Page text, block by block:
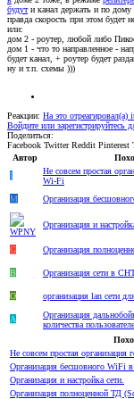
будути канал держать и по дому
правда скорость при этом
или:
дом 2 - роутер, любой либо
дом 1 - что то направленное -
будет канал, + роутер будет
ну и т.п. схемы )))
Реакции: На это отреагировал(а)
Войдите или зарегистрируйтесь
Поделиться:
Facebook Twitter Reddit Pinterest
Автор
I
Не совсем простая
Wi-Fi
M
Организация
Организация и
G Организация
B
Организация сети в
O
организация lan сети
A
Организация
количества
Не совсем простая организация
Организация бесшовного WiFi в
Организация и настройка сети.
Организация полноценной ТД